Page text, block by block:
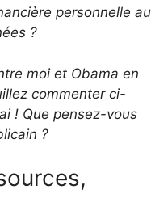
personnelle au
?
moi et Obama en
commenter ci-
! Que pensez-vous
?